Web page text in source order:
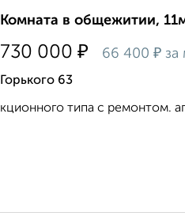
Комната в общежитии,
730 000 ₽ 66 400 ₽ за
Горького 63
кционного типа с ремонтом.